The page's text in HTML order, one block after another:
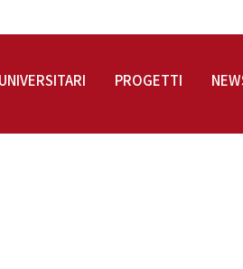
UNIVERSITARI PROGETTI